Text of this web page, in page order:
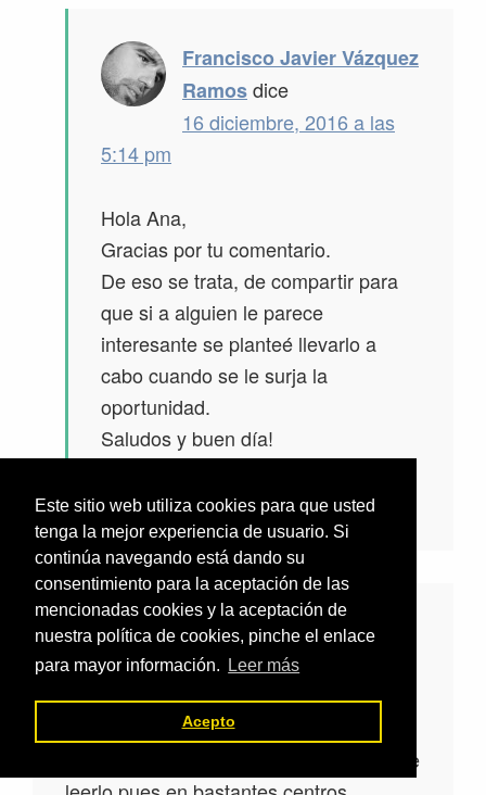
Este sitio web utiliza cookies para que usted
tenga la mejor experiencia de usuario. Si
continúa navegando está dando su
consentimiento para la aceptación de las
mencionadas cookies y la aceptación de
nuestra política de cookies, pinche el enlace
para mayor información.
Leer más
Acepto
Francisco Javier Vázquez
Ramosdice
16 diciembre, 2016 a las
5:14 pm
Hola Ana,
Gracias por tu comentario.
De eso se trata, de compartir para
que si a alguien le parece
interesante se planteé llevarlo a
cabo cuando se le surja la
oportunidad.
Saludos y buen día!
Responder
Adolfina Montes Muñozdice
17 diciembre, 2016 a las 9:14
am
Muchas gracias, ha sido muy interesante